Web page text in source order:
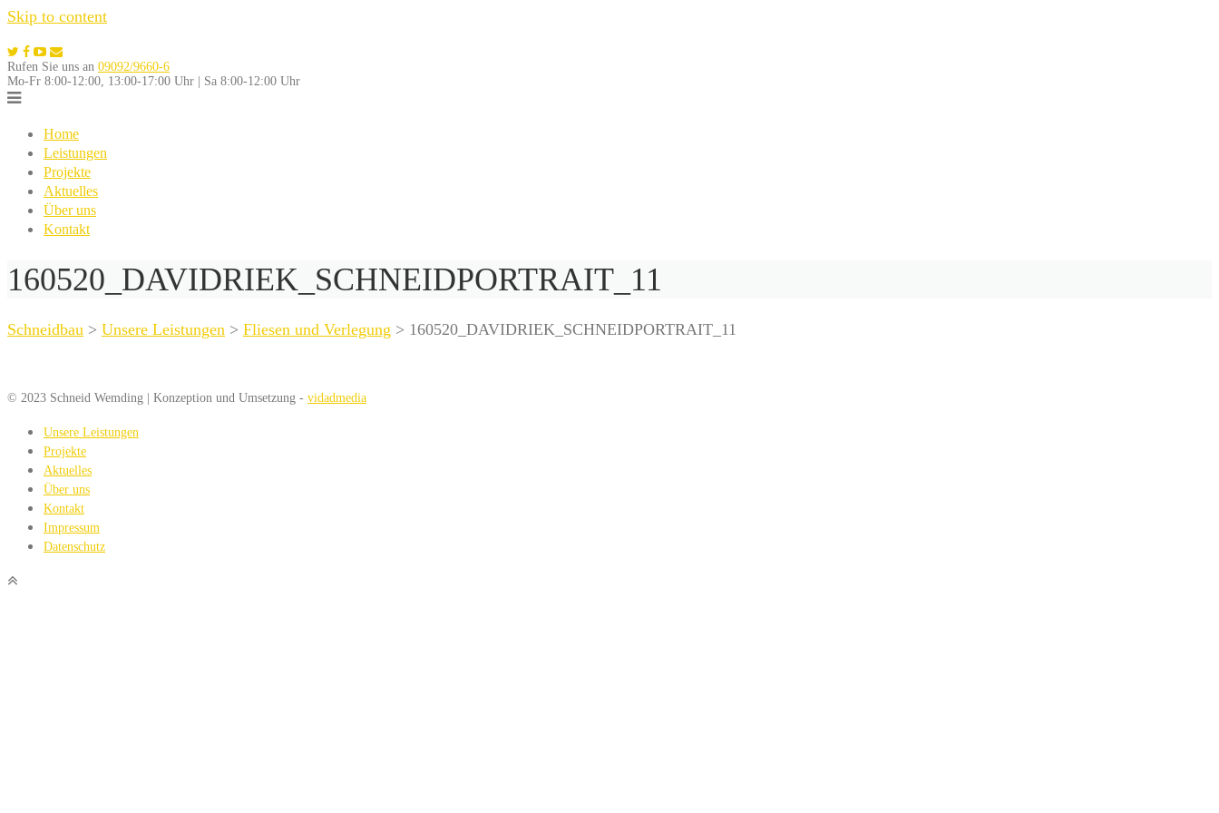
Skip to content
Rufen Sie uns an 09092/9660-6
Mo-Fr 8:00-12:00, 13:00-17:00 Uhr | Sa 8:00-12:00 Uhr
Home
Leistungen
Projekte
Aktuelles
Über uns
Kontakt
160520_DAVIDRIEK_SCHNEIDPORTRAIT_11
Schneidbau > Unsere Leistungen > Fliesen und Verlegung > 160520_DAVIDRIEK_SCHNEIDPORTRAIT_11
© 2023 Schneid Wemding | Konzeption und Umsetzung - vidadmedia
Unsere Leistungen
Projekte
Aktuelles
Über uns
Kontakt
Impressum
Datenschutz